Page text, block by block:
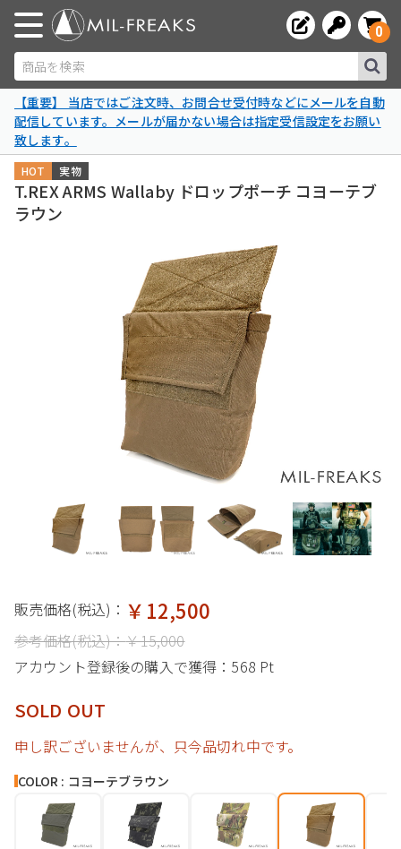
商品を検索
0
【重要】 当店ではご注文時、お問合せ受付時などにメールを自動
配信しています。メールが届かない場合は指定受信設定をお願い
致します。
実物
HOT
T.REX ARMS Wallaby ドロップポーチ コヨーテブ
ラウン
販売価格(税込)： ￥12,500
参考価格(税込)：￥15,000
アカウント登録後の購入で獲得： 568 Pt
SOLD OUT
申し訳ございませんが、只今品切れ中です。
COLOR : コヨーテブラウン